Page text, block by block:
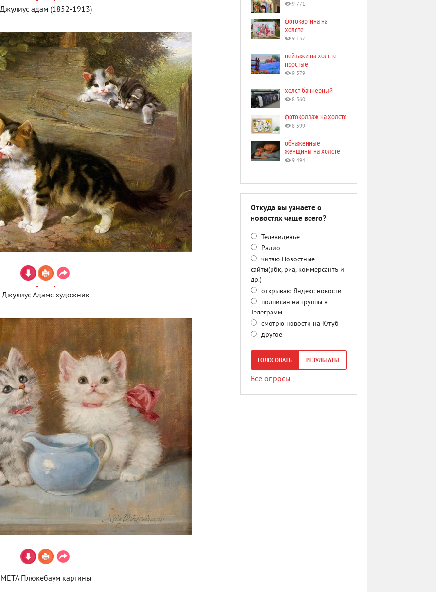
Джулиус адам (1852-1913)
Джулиус Адамс художник
МЕТА Плюкебаум картины
9 771
фотокартина на
холсте
9 157
пейзажи на холсте
простые
9 379
холст баннерный
8 560
фотоколлаж на холсте
8 599
обнаженные
женщины на холсте
9 494
Откуда вы узнаете о
новостях чаще всего?
Телевиденье
Радио
читаю Новостные
сайты(рбк, риа, коммерсантъ и
др.)
открываю Яндекс новости
подписан на группы в
Телеграмм
смотрю новости на Ютуб
другое
ГОЛОСОВАТЬ РЕЗУЛЬТАТЫ
Все опросы